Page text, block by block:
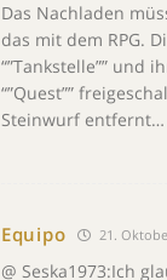
Das Nachladen
das mit dem RPG.
“”Tankstelle”” und
“”Quest””
Steinwurf entfernt…
Equipo 21.
@ Seska1973:Ich